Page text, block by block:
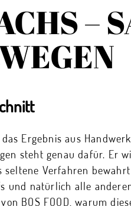
–
Ergebnis aus
steht genau dafür. Er
seltene Verfahren
und natürlich alle
BOS FOOD, warum